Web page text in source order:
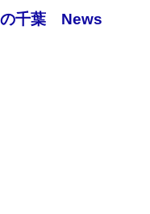
の千葉 News